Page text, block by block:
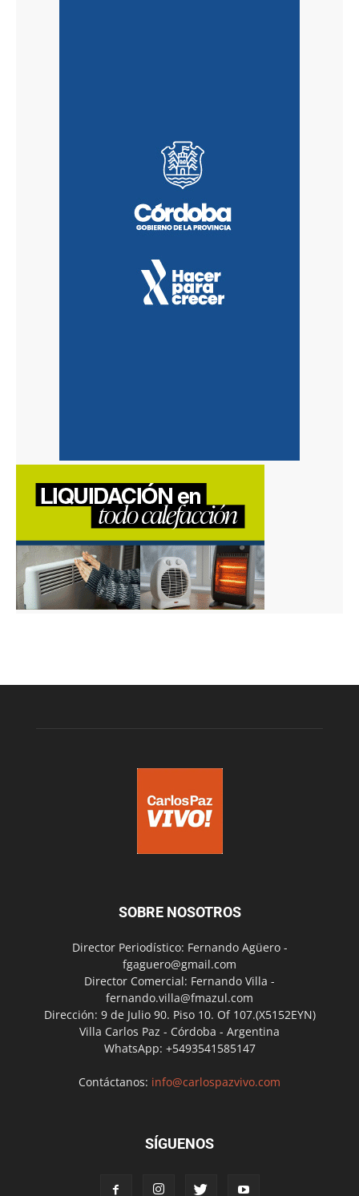
SOBRE NOSOTROS
Director Periodístico: Fernando Agüero -
fgaguero@gmail.com
Director Comercial: Fernando Villa -
fernando.villa@fmazul.com
Dirección: 9 de Julio 90. Piso 10. Of 107.(X5152EYN)
Villa Carlos Paz - Córdoba - Argentina
WhatsApp: +5493541585147
Contáctanos: info@carlospazvivo.com
SÍGUENOS